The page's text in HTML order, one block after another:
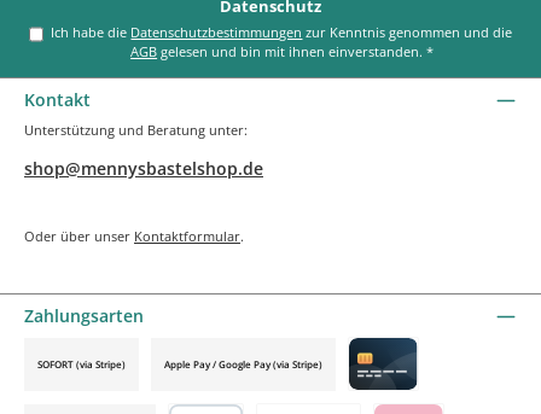
Datenschutz
Ich habe die Datenschutzbestimmungen
AGB gelesen und bin mit ihnen einverstanden.*
Kontakt
Unterstützung und Beratung unter:
shop@mennysbastelshop.de
Oder über unser Kontaktformular.
Zahlungsarten
SOFORT (via Stripe) Apple Pay / Google Pay (via Stripe)
Credit card by mollie